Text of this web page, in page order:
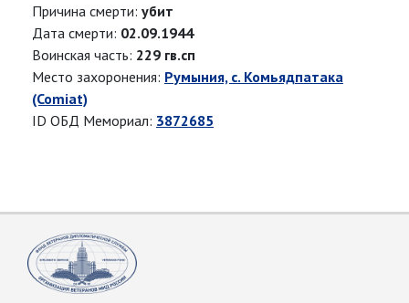
Причина смерти: убит
Дата смерти: 02.09.1944
Воинская часть: 229 гв.сп
Место захоронения: Румыния, с. Комьядпатака
(Comiat)
ID ОБД Мемориал: 3872685